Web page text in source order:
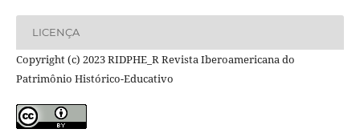
LICENÇA
Copyright (c) 2023 RIDPHE_R Revista Iberoamericana do
Patrimônio Histórico-Educativo